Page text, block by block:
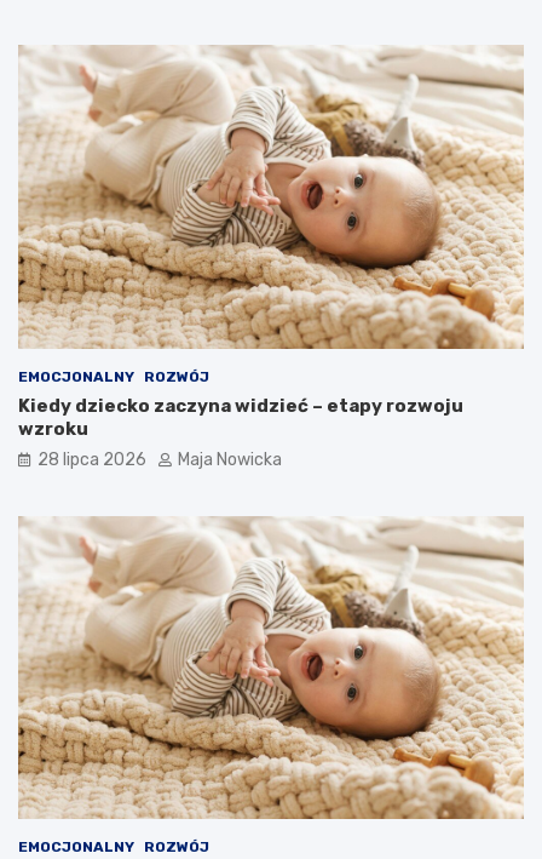
EMOCJONALNY ROZWÓJ
Kiedy dziecko zaczyna widzieć – etapy rozwoju
wzroku
28 lipca 2026 Maja Nowicka
EMOCJONALNY ROZWÓJ